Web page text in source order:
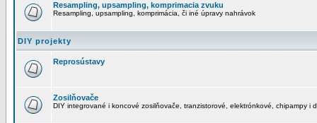
Resampling, upsampling, komprimacia zvuku
Resampling, upsampling, komprimácia, či iné úpravy nahrávok
DIY projekty
Reprosústavy
Zosilňovače
DIY integrované i koncové zosilňovače, tranzistorové, elektrónkové, chipampy i